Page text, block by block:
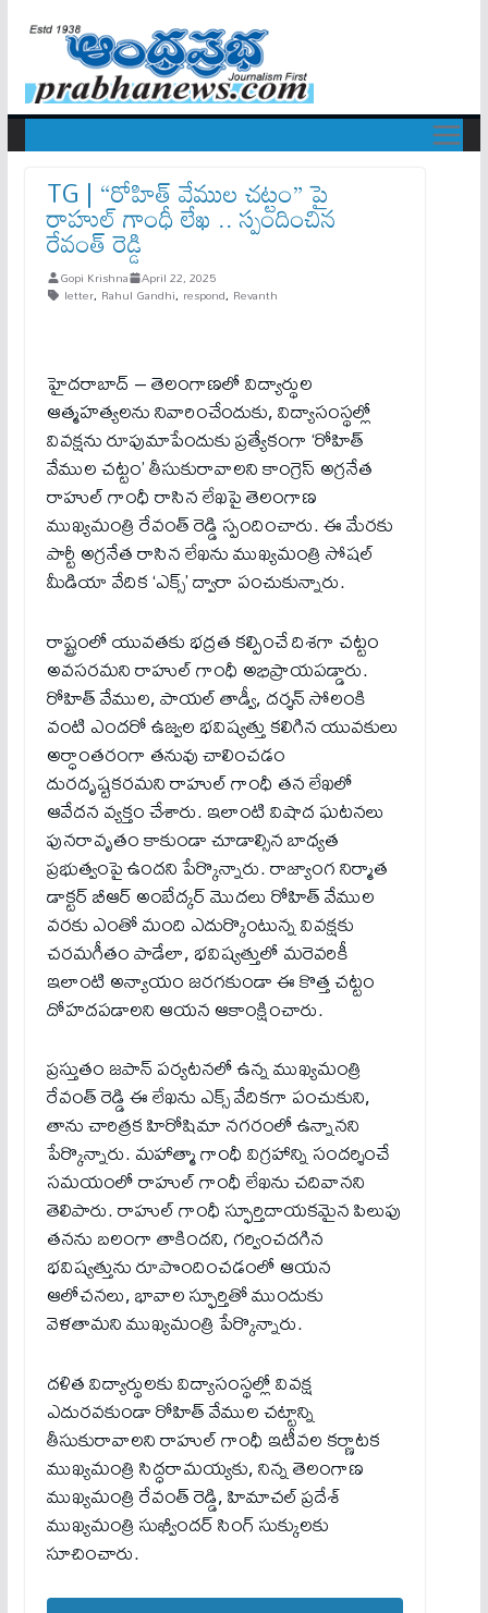
TG | “రోహిత్ వేముల చట్టం” పై
రాహుల్ గాంధీ లేఖ‌ .. స్పందించిన
రేవంత్ రెడ్డి
Gopi Krishna April 22, 2025
letter, Rahul Gandhi, respond, Revanth
హైద‌రాబాద్ – తెలంగాణలో విద్యార్థుల
ఆత్మహత్యలను నివారించేందుకు, విద్యాసంస్థల్లో
వివక్షను రూపుమాపేందుకు ప్రత్యేకంగా ‘రోహిత్
వేముల చట్టం’ తీసుకురావాలని కాంగ్రెస్ అగ్రనేత
రాహుల్ గాంధీ రాసిన లేఖపై తెలంగాణ
ముఖ్యమంత్రి రేవంత్ రెడ్డి స్పందించారు. ఈ మేరకు
పార్టీ అగ్రనేత రాసిన లేఖను ముఖ్యమంత్రి సోషల్
మీడియా వేదిక ‘ఎక్స్’ ద్వారా పంచుకున్నారు.
రాష్ట్రంలో యువతకు భద్రత కల్పించే దిశగా చట్టం
అవసరమని రాహుల్ గాంధీ అభిప్రాయపడ్డారు.
రోహిత్ వేముల, పాయల్ తాడ్వీ, దర్శన్ సోలంకి
వంటి ఎందరో ఉజ్వల భవిష్యత్తు కలిగిన యువకులు
అర్ధాంతరంగా తనువు చాలించడం
దురదృష్టకరమని రాహుల్ గాంధీ తన లేఖలో
ఆవేదన వ్యక్తం చేశారు. ఇలాంటి విషాద ఘటనలు
పునరావృతం కాకుండా చూడాల్సిన బాధ్యత
ప్రభుత్వంపై ఉందని పేర్కొన్నారు. రాజ్యాంగ నిర్మాత
డాక్టర్ బీఆర్ అంబేద్కర్ మొదలు రోహిత్ వేముల
వరకు ఎంతో మంది ఎదుర్కొంటున్న వివక్షకు
చరమగీతం పాడేలా, భవిష్యత్తులో మరెవరికీ
ఇలాంటి అన్యాయం జరగకుండా ఈ కొత్త చట్టం
దోహదపడాలని ఆయన ఆకాంక్షించారు.
ప్రస్తుతం జపాన్ పర్యటనలో ఉన్న ముఖ్యమంత్రి
రేవంత్ రెడ్డి ఈ లేఖను ఎక్స్ వేదికగా పంచుకుని,
తాను చారిత్రక హిరోషిమా నగరంలో ఉన్నానని
పేర్కొన్నారు. మహాత్మా గాంధీ విగ్రహాన్ని సందర్శించే
సమయంలో రాహుల్ గాంధీ లేఖను చదివానని
తెలిపారు. రాహుల్ గాంధీ స్ఫూర్తిదాయకమైన పిలుపు
తనను బలంగా తాకిందని, గర్వించదగిన
భవిష్యత్తును రూపొందించడంలో ఆయన
ఆలోచనలు, భావాల స్ఫూర్తితో ముందుకు
వెళతామని ముఖ్యమంత్రి పేర్కొన్నారు.
దళిత విద్యార్థులకు విద్యాసంస్థల్లో వివక్ష
ఎదురవకుండా రోహిత్ వేముల చట్టాన్ని
తీసుకురావాలని రాహుల్ గాంధీ ఇటీవల కర్ణాటక
ముఖ్యమంత్రి సిద్ధరామయ్యకు, నిన్న తెలంగాణ
ముఖ్యమంత్రి రేవంత్ రెడ్డి, హిమాచల్ ప్రదేశ్
ముఖ్యమంత్రి సుఖ్వీందర్ సింగ్ సుక్కులకు
సూచించారు.